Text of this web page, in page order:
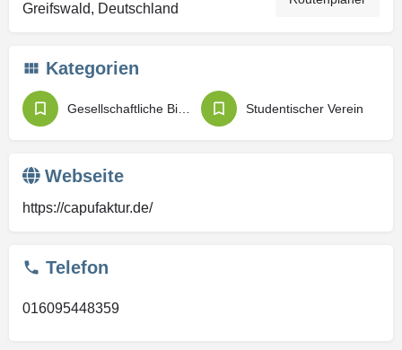
Greifswald, Deutschland
Kategorien
Studentischer Verein
Webseite
https://capufaktur.de/
Telefon
016095448359